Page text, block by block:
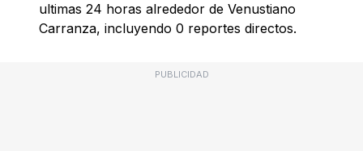
ultimas 24 horas alrededor de Venustiano
Carranza, incluyendo 0 reportes directos.
PUBLICIDAD